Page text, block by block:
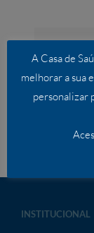
INSTITUCIONAL
A Casa de
melhorar a sua
personalizar